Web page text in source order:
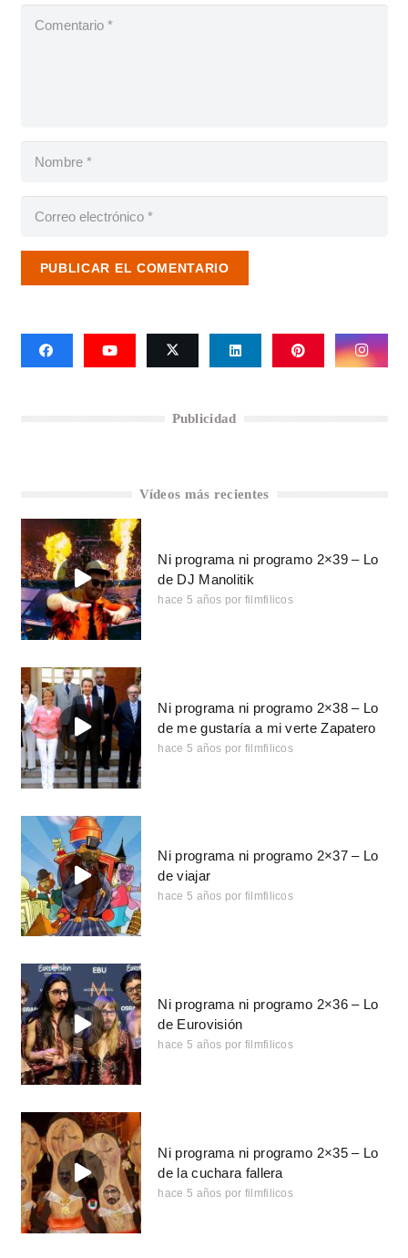
PUBLICAR EL COMENTARIO
Publicidad
Vídeos más recientes
Ni programa ni programo 2×39 – Lo
de DJ Manolitik
hace 5 años por filmfilicos
Ni programa ni programo 2×38 – Lo
de me gustaría a mi verte Zapatero
hace 5 años por filmfilicos
Ni programa ni programo 2×37 – Lo
de viajar
hace 5 años por filmfilicos
Ni programa ni programo 2×36 – Lo
de Eurovisión
hace 5 años por filmfilicos
Ni programa ni programo 2×35 – Lo
de la cuchara fallera
hace 5 años por filmfilicos